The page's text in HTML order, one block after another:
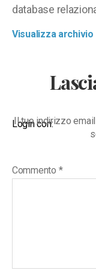
database
Visualizza archivio
Login con:
Il tuo indirizzo
Commento *